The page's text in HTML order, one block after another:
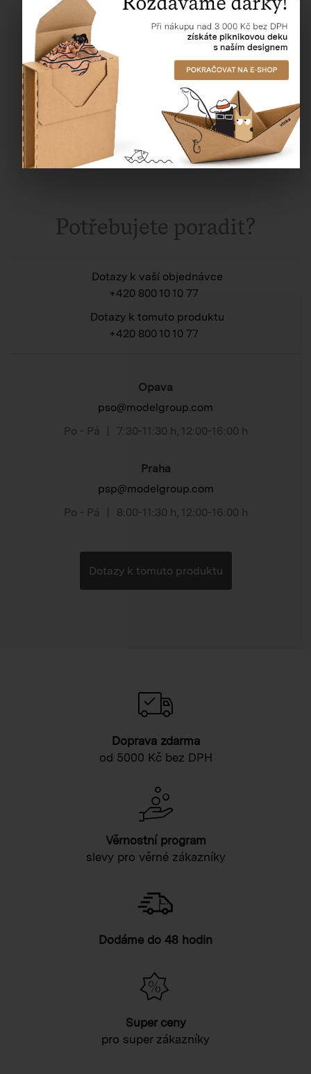
448,91 Kč
Potřebujete poradit?
Dotazy k vaší objednávce
+420 800 10 10 77
Dotazy k tomuto produktu
+420 800 10 10 77
Opava
pso@modelgroup.com
Po - Pá
7:30-11:30 h 12:00-16:00 h
Praha
psp@modelgroup.com
Po - Pá
8:00-11:30 h 12:00-16:00 h
Dotazy k tomuto produktu
Doprava zdarma
od 5000 Kč bez DPH
Věrnostní program
slevy pro věrné zákazníky
Dodáme do 48 hodin
Super ceny
pro super zákazníky